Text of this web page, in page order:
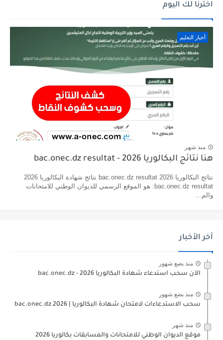
اخترنا لك اليوم
أخبار التعليم
منذ شهر
هنا نتائج البكالوريا 2026 - bac.onec.dz resultat
نتائج البكالوريا 2026 bac.onec.dz resultat نتائج شهادة البكالوريا 2026
bac.onec.dz resultat: هو الموقع الرسمي للديوان الوطني للامتحانات
والم...
آخر الأخبار
منذ بضع شهور
الآن سحب استدعاء شهادة البكالوريا bac.onec.dz - 2026
منذ بضع شهور
سحب الاستدعاءات لامتحان شهادة البكالوريا | 2026 bac.onec.dz
منذ شهر
موقع الديوان الوطني للامتحانات والمسابقات بكالوريا 2026